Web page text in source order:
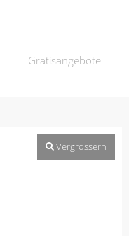
Gratisangebote
Vergrössern